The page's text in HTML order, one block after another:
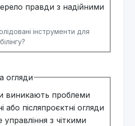
правди з надійними
інструменти для
огляди
виникають проблеми
або післяпроєктні огляди
управління з чіткими